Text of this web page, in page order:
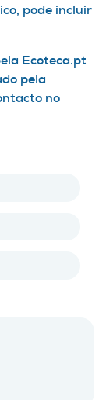
pode incluir
Ecoteca.pt
pela
no